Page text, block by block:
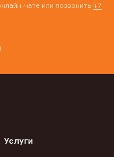
чате или позвонить +7
Услуги